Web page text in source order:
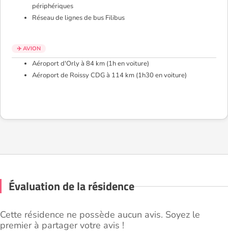
périphériques
Réseau de lignes de bus Filibus
✈️ AVION
Aéroport d'Orly à 84 km (1h en voiture)
Aéroport de Roissy CDG à 114 km (1h30 en voiture)
Évaluation de la résidence
Cette résidence ne possède aucun avis. Soyez le
premier à partager votre avis !